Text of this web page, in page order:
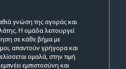
γνώση της αγοράς και
Η ομάδα λειτουργεί
σε κάθε βήμα με
απαντούν γρήγορα και
ομαλά, στην τιμή
εμπιστοσύνη και